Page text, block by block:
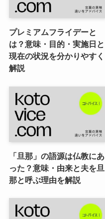
プレミアムフライデーと
は？意味・目的・実施日と
現在の状況を分かりやすく
解説
「旦那」の語源は仏教にあ
った？意味・由来と夫を旦
那と呼ぶ理由を解説